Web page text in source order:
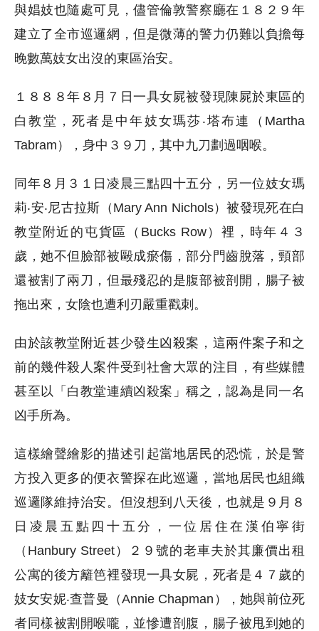
與娼妓也隨處可見，儘管倫敦警察廳在１８２９年
建立了全市巡邏網，但是微薄的警力仍難以負擔每
晚數萬妓女出沒的東區治安。
１８８８年８月７日一具女屍被發現陳屍於東區的
白教堂，死者是中年妓女瑪莎‧塔布連（Martha
Tabram），身中３９刀，其中九刀劃過咽喉。
同年８月３１日凌晨三點四十五分，另一位妓女瑪
莉‧安‧尼古拉斯（Mary Ann Nichols）被發現死在白
教堂附近的屯貨區（Bucks Row）裡，時年４３
歲，她不但臉部被毆成瘀傷，部分門齒脫落，頸部
還被割了兩刀，但最殘忍的是腹部被剖開，腸子被
拖出來，女陰也遭利刃嚴重戳刺。
由於該教堂附近甚少發生凶殺案，這兩件案子和之
前的幾件殺人案件受到社會大眾的注目，有些媒體
甚至以「白教堂連續凶殺案」稱之，認為是同一名
凶手所為。
這樣繪聲繪影的描述引起當地居民的恐慌，於是警
方投入更多的便衣警探在此巡邏，當地居民也組織
巡邏隊維持治安。但沒想到八天後，也就是９月８
日凌晨五點四十五分，一位居住在漢伯寧街
（Hanbury Street）２９號的老車夫於其廉價出租
公寓的後方籬笆裡發現一具女屍，死者是４７歲的
妓女安妮‧查普曼（Annie Chapman），她與前位死
者同樣被割開喉嚨，並慘遭剖腹，腸子被甩到她的